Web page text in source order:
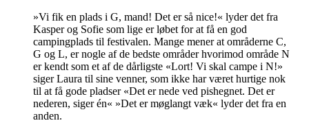
»Vi fik en plads i G, mand! Det er så nice!« lyder det fra
Kasper og Sofie som lige er løbet for at få en god
campingplads til festivalen. Mange mener at områderne C,
G og L, er nogle af de bedste områder hvorimod område N
er kendt som et af de dårligste «Lort! Vi skal campe i N!»
siger Laura til sine venner, som ikke har været hurtige nok
til at få gode pladser «Det er nede ved pishegnet. Det er
nederen, siger én« »Det er møglangt væk« lyder det fra en
anden.